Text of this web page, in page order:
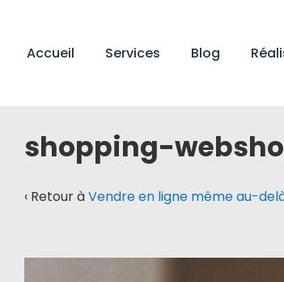
Main
Accueil Services Blog
shopping-
‹ Retour àVendre en ligne même au-